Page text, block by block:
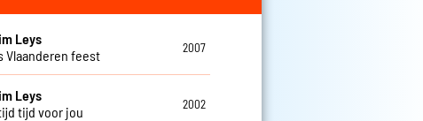
Leys
Vlaanderen feest
2007
Leys
tijd voor jou
2002